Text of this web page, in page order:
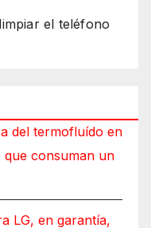
el teléfono
del termofluído en
que consuman un
LG, en garantía,